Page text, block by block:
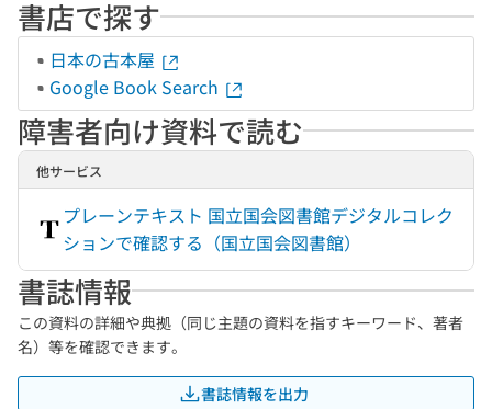
書店で探す
日本の古本屋
Google Book Search
障害者向け資料で読む
他サービス
プレーンテキスト 国立国会図書館デジタルコレク
ションで確認する（国立国会図書館）
書誌情報
この資料の詳細や典拠（同じ主題の資料を指すキーワード、著者
名）等を確認できます。
書誌情報を出力